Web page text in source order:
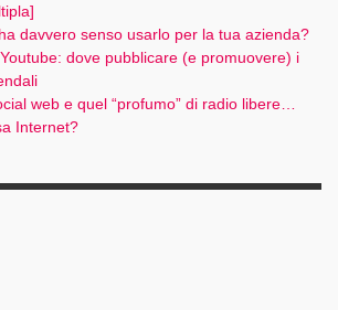
davvero senso usarlo per la tua azienda?
dove pubblicare (e promuovere) i
web e quel “profumo” di radio libere…
Internet?